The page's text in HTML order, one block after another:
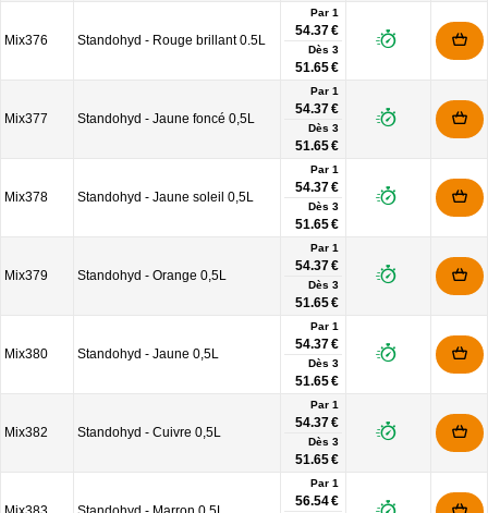
Mix376 Standohyd - Rouge brillant 0.5L
Par 1
54.37 €
Dès 3
51.65 €
Mix377 Standohyd - Jaune foncé 0,5L
Par 1
54.37 €
Dès 3
51.65 €
Mix378 Standohyd - Jaune soleil 0,5L
Par 1
54.37 €
Dès 3
51.65 €
Mix379 Standohyd - Orange 0,5L
Par 1
54.37 €
Dès 3
51.65 €
Mix380 Standohyd - Jaune 0,5L
Par 1
54.37 €
Dès 3
51.65 €
Mix382 Standohyd - Cuivre 0,5L
Par 1
54.37 €
Dès 3
51.65 €
Par 1
56.54 €